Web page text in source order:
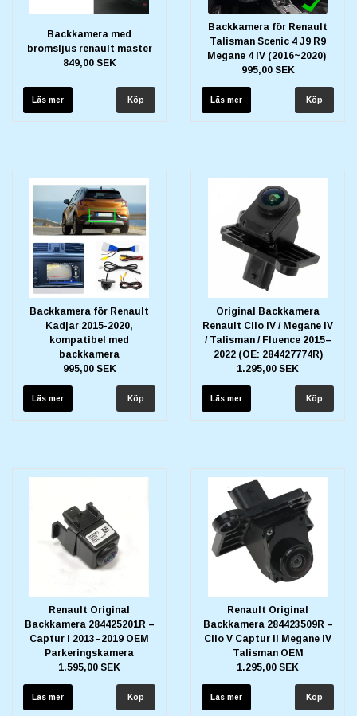
Backkamera med
bromsljus renault master
849,00 SEK
Läs mer
Backkamera för Renault
Talisman Scenic 4 J9 R9
Megane 4 IV (2016~2020)
995,00 SEK
Läs mer
Backkamera för Renault
Kadjar 2015-2020,
kompatibel med
backkamera
995,00 SEK
Läs mer
Original Backkamera
Renault Clio IV / Megane IV
/ Talisman / Fluence 2015–
2022 (OE: 284427774R)
1.295,00 SEK
Läs mer
Renault Original
Backkamera 284425201R –
Captur I 2013–2019 OEM
Parkeringskamera
1.595,00 SEK
Läs mer
Renault Original
Backkamera 284423509R –
Clio V Captur II Megane IV
Talisman OEM
1.295,00 SEK
Läs mer